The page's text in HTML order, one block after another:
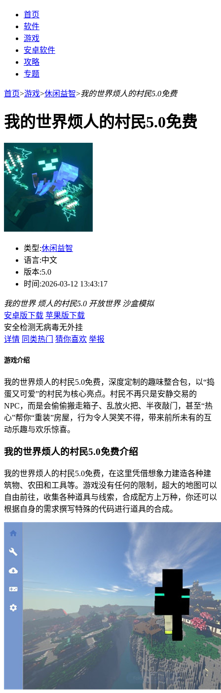
首页
软件
游戏
安卓软件
攻略
专题
首页>游戏>休闲益智>我的世界烦人的村民5.0免费
我的世界烦人的村民5.0免费
类型:休闲益智
语言:中文
版本:5.0
时间:2026-03-12 13:43:17
我的世界 烦人的村民5.0 开放世界 沙盒模拟
安卓版下载 苹果版下载
安全检测无病毒无外挂
详情 同类热门 猜你喜欢 举报
游戏介绍
我的世界烦人的村民5.0免费，深度定制的趣味整合包，以“捣
蛋又可爱”的村民为核心亮点。村民不再只是安静交易的
NPC，而是会偷偷搬走箱子、乱放火把、半夜敲门，甚至“热
心”帮你“重装”房屋，行为令人哭笑不得，带来前所未有的互
动乐趣与欢乐惊喜。
我的世界烦人的村民5.0免费介绍
我的世界烦人的村民5.0免费，在这里凭借想象力建造各种建
筑物、农田和工具等。游戏没有任何的限制，超大的地图可以
自由前往，收集各种道具与线索，合成配方上万种，你还可以
根据自身的需求撰写特殊的代码进行道具的合成。